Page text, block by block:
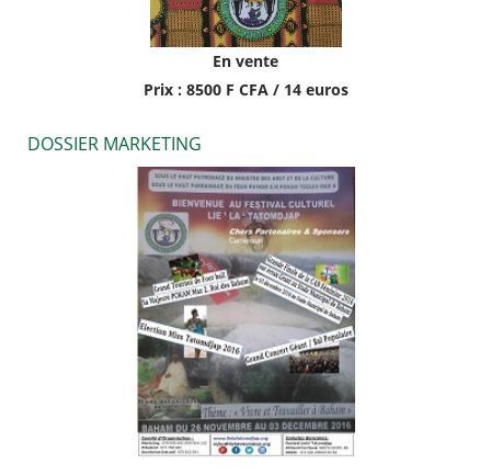
En vente
Prix : 8500 F CFA / 14 euros
DOSSIER MARKETING